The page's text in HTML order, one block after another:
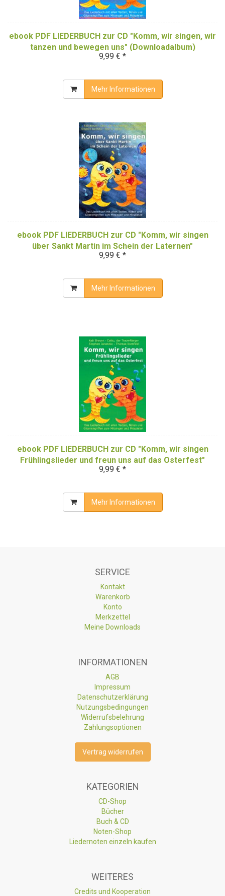
ebook PDF LIEDERBUCH zur CD "Komm, wir singen, wir
tanzen und bewegen uns" (Downloadalbum)
9,99 € *
Mehr Informationen
ebook PDF LIEDERBUCH zur CD "Komm, wir singen
über Sankt Martin im Schein der Laternen"
(Downloadalbum)
9,99 € *
Mehr Informationen
ebook PDF LIEDERBUCH zur CD "Komm, wir singen
Frühlingslieder und freun uns auf das Osterfest"
(Downloadalbum)
9,99 € *
Mehr Informationen
SERVICE
Kontakt
Warenkorb
Konto
Merkzettel
Meine Downloads
INFORMATIONEN
AGB
Impressum
Datenschutzerklärung
Nutzungsbedingungen
Widerrufsbelehrung
Zahlungsoptionen
Vertrag widerrufen
KATEGORIEN
CD-Shop
Bücher
Buch & CD
Noten-Shop
Liedernoten einzeln kaufen
WEITERES
Credits und Kooperation